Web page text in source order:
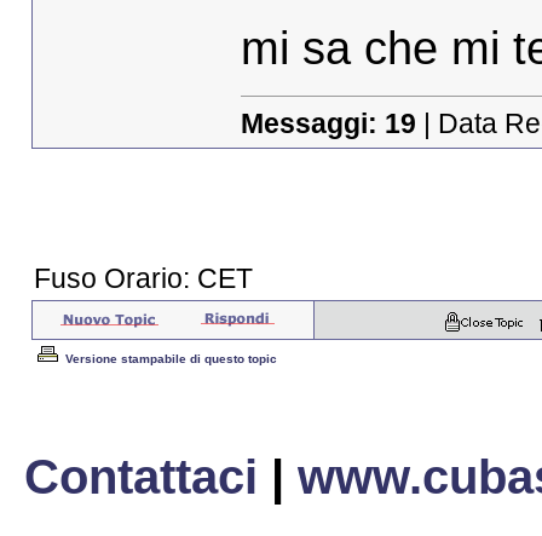
mi sa che mi
Messaggi: 19 | Data
Fuso Orario: CET
Versione stampabile di questo topic
Contattaci |